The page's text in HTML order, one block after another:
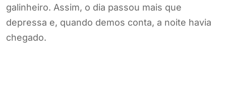
galinheiro. Assim, o dia passou mais que
depressa e, quando demos conta, a noite havia
chegado.